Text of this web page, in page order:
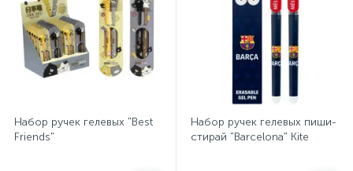
Набор ручек гелевых "Best
Friends"
Набор ручек гелевых пиши-
стирай "Barcelona" Kite